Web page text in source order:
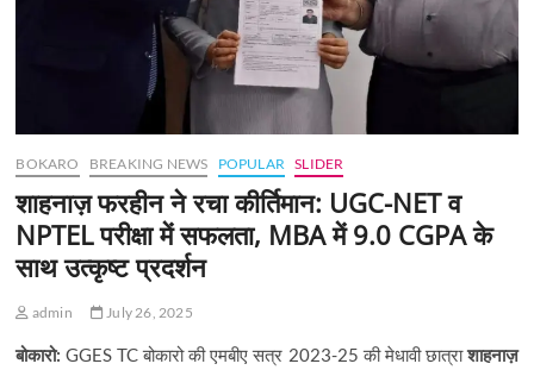
BOKARO BREAKING NEWS POPULAR SLIDER
शाहनाज़ फरहीन ने रचा कीर्तिमान: UGC-NET व
NPTEL परीक्षा में सफलता, MBA में 9.0 CGPA के
साथ उत्कृष्ट प्रदर्शन
admin July 26, 2025
बोकारो: GGES TC बोकारो की एमबीए सत्र 2023-25 की मेधावी छात्राशाहनाज़